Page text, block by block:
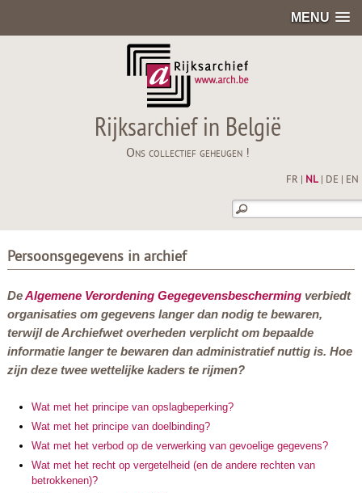
MENU
Rijksarchief in België
Ons collectief geheugen !
FR NL| DE EN
Persoonsgegevens in archief
DeAlgemene Verordening Gegegevensbeschermingverbiedt
organisaties om gegevens langer dan nodig te bewaren,
terwijl de Archiefwet overheden verplicht om bepaalde
informatie langer te bewaren dan administratief nuttig is. Hoe
zijn deze twee wettelijke kaders te rijmen?
Wat met het principe van opslagbeperking?
Wat met het principe van doelbinding?
Wat met het verbod op de verwerking van gevoelige gegevens?
Wat met het recht op vergetelheid (en de andere rechten van
betrokkenen)?